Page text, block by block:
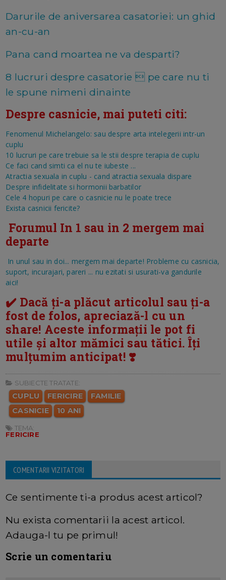
Darurile de aniversarea casatoriei: un ghid
an-cu-an
Pana cand moartea ne va desparti?
8 lucruri despre casatorie  pe care nu ti
le spune nimeni dinainte
Despre casnicie, mai puteti citi:
Fenomenul Michelangelo: sau despre arta intelegerii intr-un
cuplu
10 lucruri pe care trebuie sa le stii despre terapia de cuplu
Ce faci cand simti ca el nu te iubeste ...
Atractia sexuala in cuplu - cand atractia sexuala dispare
Despre infidelitate si hormonii barbatilor
Cele 4 hopuri pe care o casnicie nu le poate trece
Exista casnicii fericite?
Forumul In 1 sau in 2 mergem mai
departe
In unul sau in doi... mergem mai departe! Probleme cu casnicia,
suport, incurajari, pareri ... nu ezitati si usurati-va gandurile
aici!
✔️ Dacă ți-a plăcut articolul sau ți-a
fost de folos, apreciază-l cu un
share! Aceste informații le pot fi
utile și altor mămici sau tătici. Îți
mulțumim anticipat! ❣️
SUBIECTE TRATATE:
CUPLU FERICIRE
FAMILIE
CASNICIE
10 ANI
TEMA:
FERICIRE
COMENTARII VIZITATORI
Ce sentimente ti-a produs acest articol?
Nu exista comentarii la acest articol.
Adauga-l tu pe primul!
Scrie un comentariu